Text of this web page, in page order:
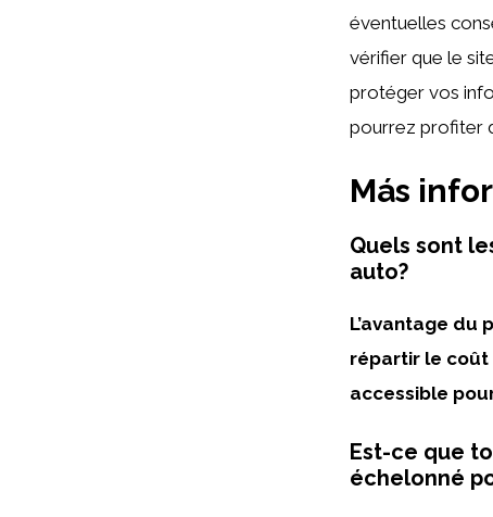
éventuelles
vérifier que le
protéger vos
pourrez profiter
Más
Quels sont
auto?
L’avantage du
répartir le coût
accessible
Est-ce que
échelonné